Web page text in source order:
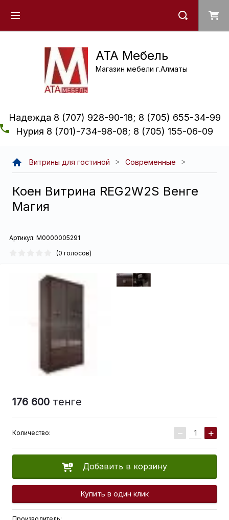
ATA Мебель
Магазин мебели г.Алматы
Надежда 8 (707) 928-90-18; 8 (705) 655-34-99
Нурия 8 (701)-734-98-08; 8 (705) 155-06-09
Витрины для гостиной Современные
Коен Витрина REG2W2S Венге
Магия
Артикул: М0000005291
(0 голосов)
176 600 тенге
Количество: − +
Добавить в корзину
Купить в один клик